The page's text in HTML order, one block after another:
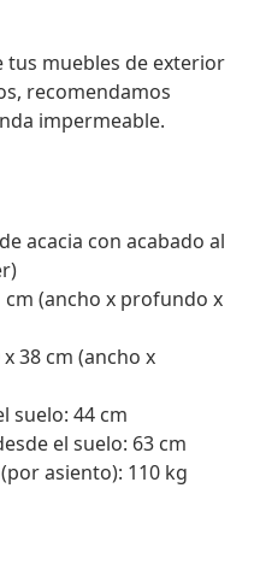
tus muebles de exterior
recomendamos
impermeable.
acacia con acabado al
cm (ancho x profundo x
38 cm (ancho x
suelo: 44 cm
el suelo: 63 cm
asiento): 110 kg